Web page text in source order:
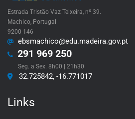
Estrada Tristão Vaz Teixeira, nº 39.
Machico, Portugal
9200-146
ebsmachico@edu.madeira.gov.pt
291 969 250
Seg. a Sex. 8h00 | 21h30
32.725842, -16.771017
Links